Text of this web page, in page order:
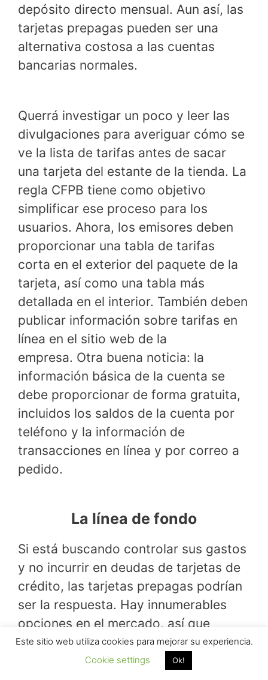
depósito directo mensual. Aun así, las
tarjetas prepagas pueden ser una
alternativa costosa a las cuentas
bancarias normales.
Querrá investigar un poco y leer las
divulgaciones para averiguar cómo se
ve la lista de tarifas antes de sacar
una tarjeta del estante de la tienda. La
regla CFPB tiene como objetivo
simplificar ese proceso para los
usuarios. Ahora, los emisores deben
proporcionar una tabla de tarifas
corta en el exterior del paquete de la
tarjeta, así como una tabla más
detallada en el interior. También deben
publicar información sobre tarifas en
línea en el sitio web de la
empresa. Otra buena noticia: la
información básica de la cuenta se
debe proporcionar de forma gratuita,
incluidos los saldos de la cuenta por
teléfono y la información de
transacciones en línea y por correo a
pedido.
La línea de fondo
Si está buscando controlar sus gastos
y no incurrir en deudas de tarjetas de
crédito, las tarjetas prepagas podrían
ser la respuesta. Hay innumerables
opciones en el mercado, así que
busque unas que sean fáciles de usar
y recargue sin pagar una fortuna en
Este sitio web utiliza cookies para mejorar su experiencia.
Cookie settings
Ok!